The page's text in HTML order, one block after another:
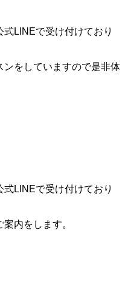
LINEで受け付けており
ンをしていますので是非体
LINEで受け付けており
内をします。